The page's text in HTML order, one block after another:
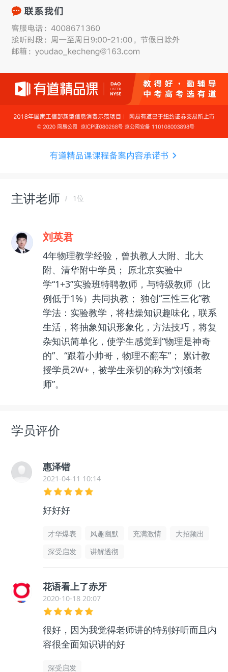
主讲老师 1位
刘英君
4年物理教学经验，曾执教人大附、北大
附、清华附中学员； 原北京实验中
学“1+3”实验班特聘教师，与特级教师（比
例低于1%）共同执教； 独创“三性三化”教
学法：实验教学，将枯燥知识趣味化，联系
生活，将抽象知识形象化，方法技巧，将复
杂知识简单化，使学生感觉到“物理是神奇
的”、“跟着小帅哥，物理不翻车”； 累计教
授学员2W+，被学生亲切的称为“刘顿老
师”。
学员评价
惠泽锴
2021-04-11 10:14
好好好
才华爆表 风趣幽默 充满激情
大招频出
深受启发
讲解透彻
花语看上了赤牙
2020-10-18 20:07
很好，因为我觉得老师讲的特别好听而且内
容很全面知识讲的好
深受启发